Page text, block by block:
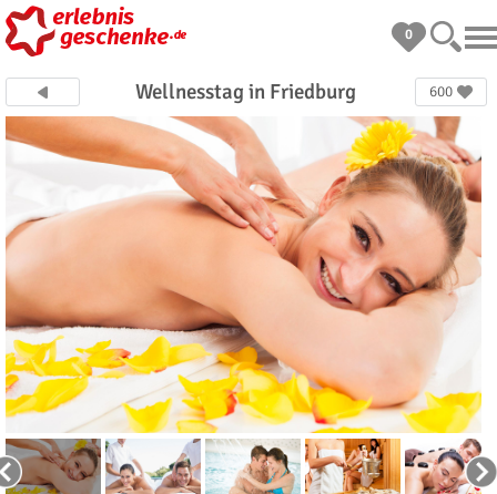
0
Wellnesstag in Friedburg 600